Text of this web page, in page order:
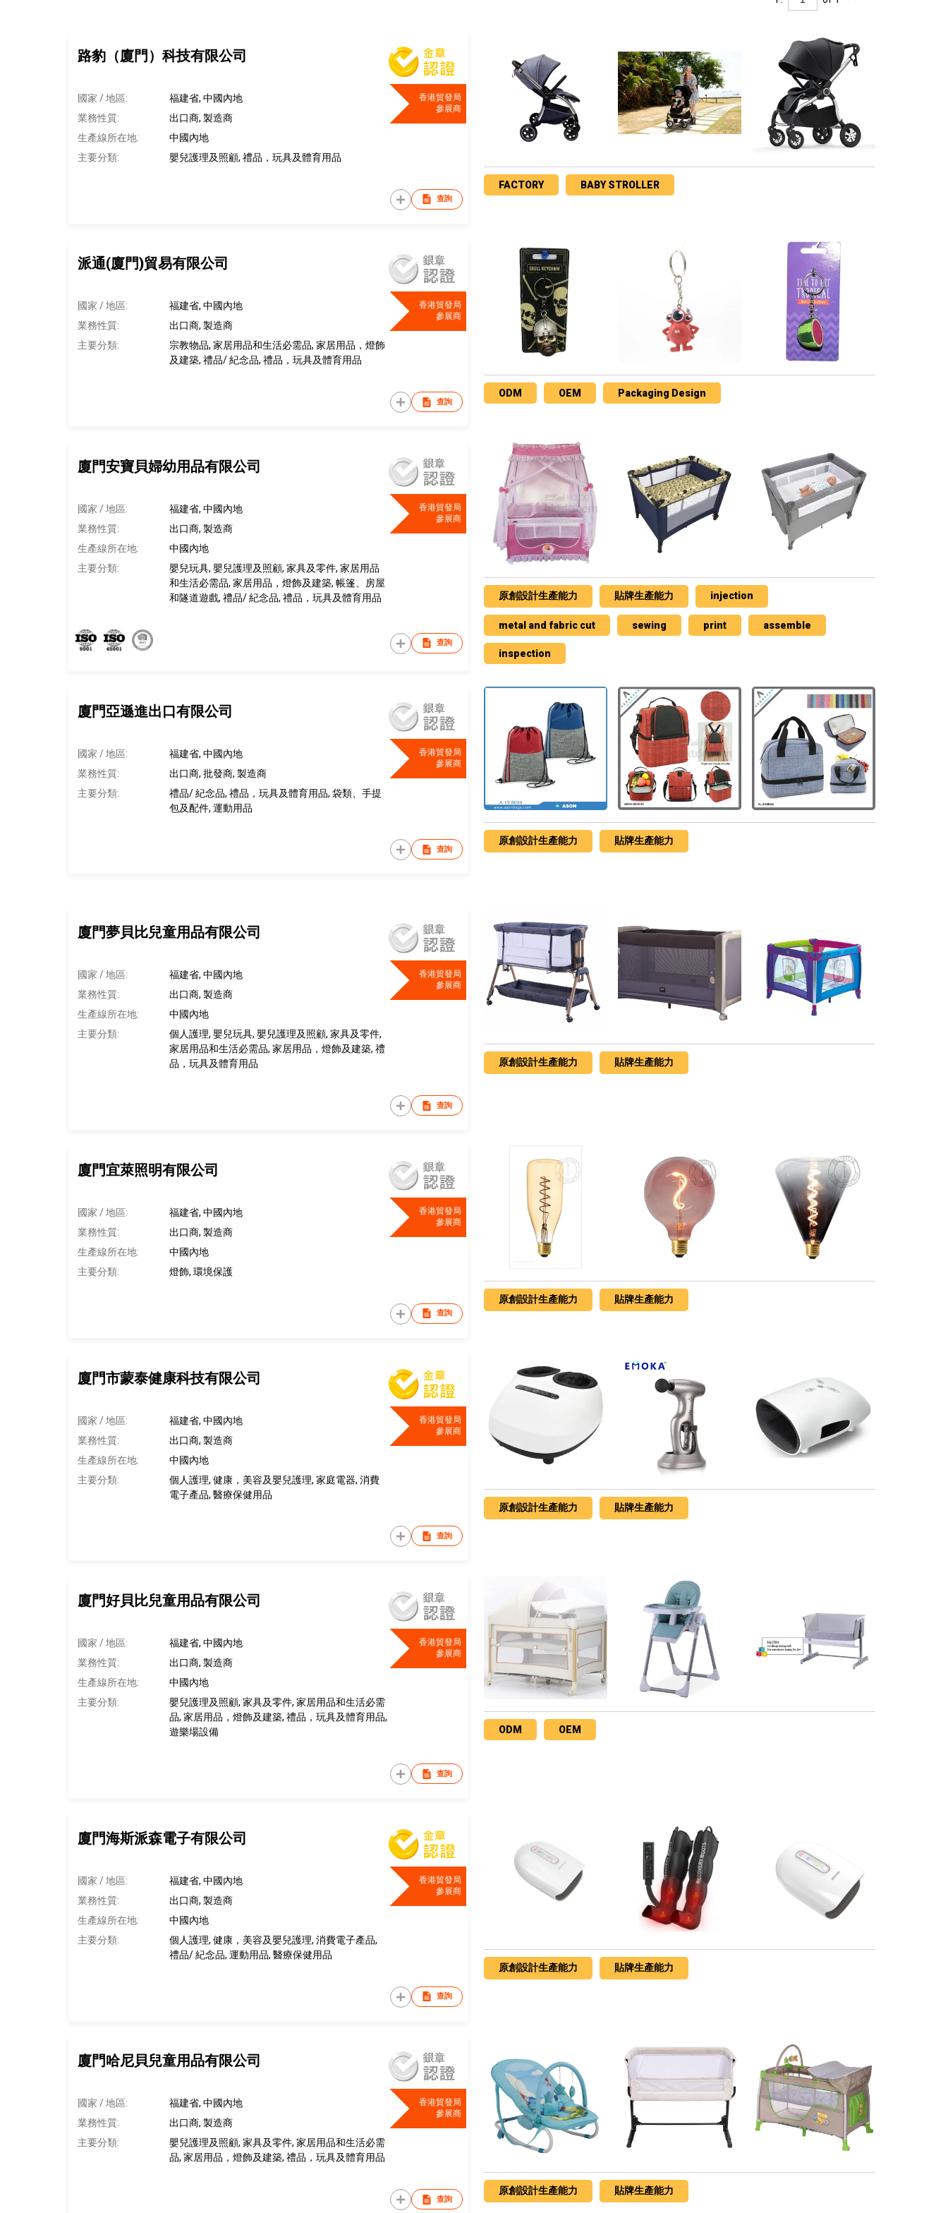
路豹（廈門）科技有限公司
國家 / 地區:
福建省, 中國內地
業務性質:
出口商, 製造商
生產線所在地:
中國內地
主要分類:
嬰兒護理及照顧, 禮品，玩具及體育用品
香港貿發局
參展商
查詢
FACTORY BABY STROLLER
派通(廈門)貿易有限公司
國家 / 地區:
福建省, 中國內地
業務性質:
出口商, 製造商
主要分類:
宗教物品, 家居用品和生活必需品, 家居用品，燈飾
及建築, 禮品/ 紀念品, 禮品，玩具及體育用品
香港貿發局
參展商
查詢
ODM OEM Packaging Design
廈門安寶貝婦幼用品有限公司
國家 / 地區:
福建省, 中國內地
業務性質:
出口商, 製造商
生產線所在地:
中國內地
主要分類:
嬰兒玩具, 嬰兒護理及照顧, 家具及零件, 家居用品
和生活必需品, 家居用品，燈飾及建築, 帳篷、房屋
和隧道遊戲, 禮品/ 紀念品, 禮品，玩具及體育用品
香港貿發局
參展商
查詢
原創設計生產能力 貼牌生產能力 injection
metal and fabric cut sewing print assemble
inspection
廈門亞遜進出口有限公司
國家 / 地區:
福建省, 中國內地
業務性質:
出口商, 批發商, 製造商
主要分類:
禮品/ 紀念品, 禮品，玩具及體育用品, 袋類、手提
包及配件, 運動用品
香港貿發局
參展商
查詢
原創設計生產能力 貼牌生產能力
廈門夢貝比兒童用品有限公司
國家 / 地區:
福建省, 中國內地
業務性質:
出口商, 製造商
生產線所在地:
中國內地
主要分類:
個人護理, 嬰兒玩具, 嬰兒護理及照顧, 家具及零件,
家居用品和生活必需品, 家居用品，燈飾及建築, 禮
品，玩具及體育用品
香港貿發局
參展商
查詢
原創設計生產能力 貼牌生產能力
廈門宜萊照明有限公司
國家 / 地區:
福建省, 中國內地
業務性質:
出口商, 製造商
生產線所在地:
中國內地
主要分類:
燈飾, 環境保護
香港貿發局
參展商
查詢
原創設計生產能力 貼牌生產能力
廈門市蒙泰健康科技有限公司
國家 / 地區:
福建省, 中國內地
業務性質:
出口商, 製造商
生產線所在地:
中國內地
主要分類:
個人護理, 健康，美容及嬰兒護理, 家庭電器, 消費
電子產品, 醫療保健用品
香港貿發局
參展商
查詢
原創設計生產能力 貼牌生產能力
廈門好貝比兒童用品有限公司
國家 / 地區:
福建省, 中國內地
業務性質:
出口商, 製造商
生產線所在地:
中國內地
主要分類:
嬰兒護理及照顧, 家具及零件, 家居用品和生活必需
品, 家居用品，燈飾及建築, 禮品，玩具及體育用品,
遊樂場設備
香港貿發局
參展商
查詢
ODM OEM
廈門海斯派森電子有限公司
國家 / 地區:
福建省, 中國內地
業務性質:
出口商, 製造商
生產線所在地:
中國內地
主要分類:
個人護理, 健康，美容及嬰兒護理, 消費電子產品,
禮品/ 紀念品, 運動用品, 醫療保健用品
香港貿發局
參展商
查詢
原創設計生產能力 貼牌生產能力
廈門哈尼貝兒童用品有限公司
國家 / 地區:
福建省, 中國內地
業務性質:
出口商, 製造商
主要分類:
嬰兒護理及照顧, 家具及零件, 家居用品和生活必需
品, 家居用品，燈飾及建築, 禮品，玩具及體育用品
香港貿發局
參展商
查詢
原創設計生產能力 貼牌生產能力